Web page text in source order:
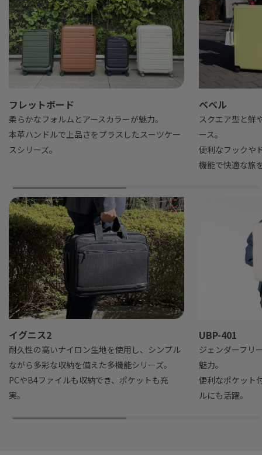
フレットボード
柔らかなフォルムとアースカラーが魅力。
本革ハンドルで上品さをプラスしたスーツケー
スシリーズ。
ベベル
スクエア型と鮮
ース。
便利なフックや
機能で快適な旅
イグニス2
耐久性の高いナイロン生地を使用し、シンプル
ながら多彩な収納を備えた多機能シリーズ。
PCやB4ファイルも収納でき、ポケットも充
実。
UBP-401
ジェンダーフリ
魅力。
便利なポケット
ルにも活躍。